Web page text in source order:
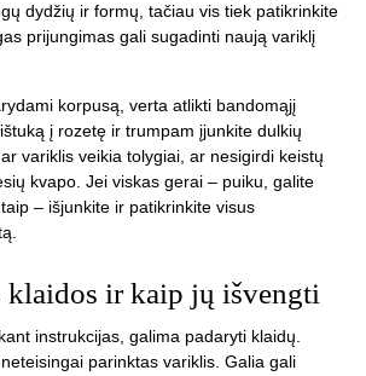
dydžių ir formų, tačiau vis tiek patikrinkite
prijungimas gali sugadinti naują variklį
korpusą, verta atlikti bandomąjį
į rozetę ir trumpam įjunkite dulkių
variklis veikia tolygiai, ar nesigirdi keistų
kvapo. Jei viskas gerai – puiku, galite
– išjunkite ir patikrinkite visus
klaidos ir kaip jų išvengti
instrukcijas, galima padaryti klaidų.
parinktas variklis. Galia gali